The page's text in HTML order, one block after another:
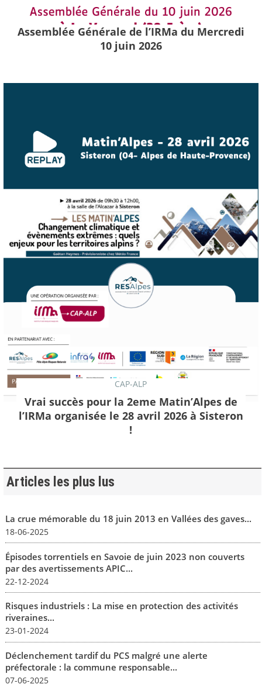
Assemblée Générale de l’IRMa du Mercredi
10 juin 2026
CAP-ALP
Vrai succès pour la 2eme Matin’Alpes de
l’IRMa organisée le 28 avril 2026 à Sisteron
!
Articles les plus lus
La crue mémorable du 18 juin 2013 en Vallées des gaves...
18-06-2025
Épisodes torrentiels en Savoie de juin 2023 non couverts
par des avertissements APIC...
22-12-2024
Risques industriels : La mise en protection des activités
riveraines...
23-01-2024
Déclenchement tardif du PCS malgré une alerte
préfectorale : la commune responsable...
07-06-2025